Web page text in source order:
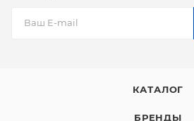
КАТАЛОГ
БРЕНДЫ